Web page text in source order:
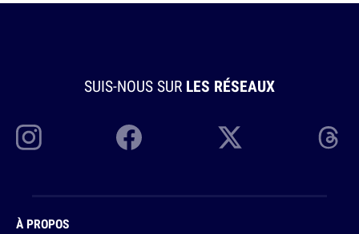
SUIS-NOUS SUR LES RÉSEAUX
À PROPOS